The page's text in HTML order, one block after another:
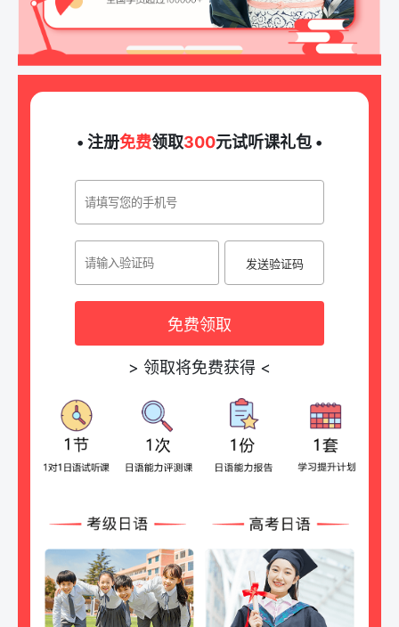
• 注册免费领取300元试听课礼包 •
发送验证码
免费领取
> 领取将免费获得 <